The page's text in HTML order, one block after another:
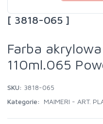
[ 3818-065 ]
Farba
110ml.065
SKU: 3818-065
Kategorie:
MAIMERI - ART.